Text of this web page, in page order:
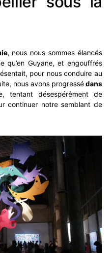
, nous nous sommes élancés
qu’en Guyane, et engouffrés
pour nous conduire au
nous avons progressédans
tentant désespérément de
continuer notre semblant de